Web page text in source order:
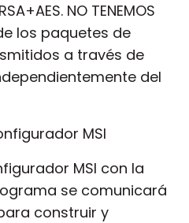
NO TENEMOS
los paquetes de
a través de
del
MSI
MSI con la
se comunicará
construir y